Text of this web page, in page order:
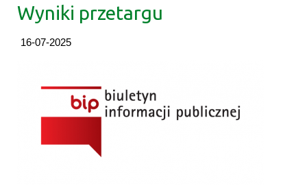
Wyniki przetargu
16-07-2025